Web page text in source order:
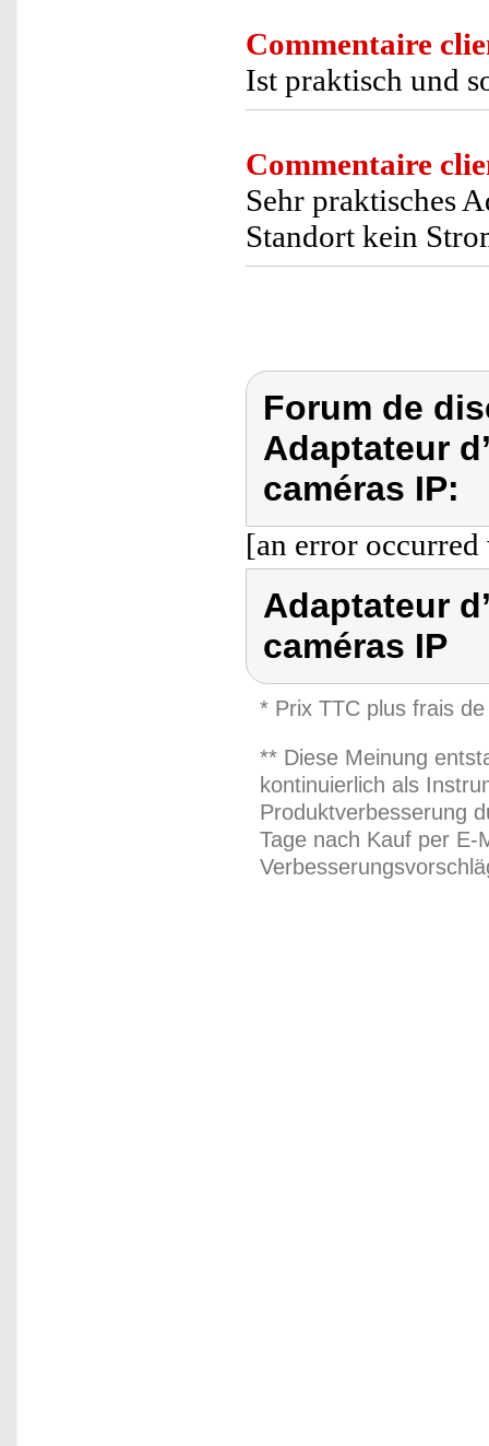
Commentaire
Ist praktisch und
Commentaire
Sehr praktisches
Standort kein
Forum de
Adaptateur
caméras IP:
[an error
Adaptateur
caméras IP
* Prix TTC plus frais
** Diese Meinung
kontinuierlich als
Produktverbesserung
Tage nach Kauf per E-